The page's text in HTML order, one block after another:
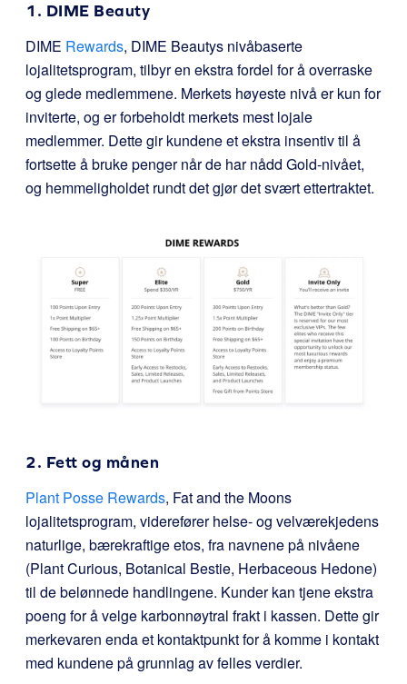
1. DIME Beauty
DIME Rewards, DIME Beautys nivåbaserte
lojalitetsprogram, tilbyr en ekstra fordel for å overraske
og glede medlemmene. Merkets høyeste nivå er kun for
inviterte, og er forbeholdt merkets mest lojale
medlemmer. Dette gir kundene et ekstra insentiv til å
fortsette å bruke penger når de har nådd Gold-nivået,
og hemmeligholdet rundt det gjør det svært ettertraktet.
2. Fett og månen
Plant Posse Rewards, Fat and the Moons
lojalitetsprogram, viderefører helse- og velværekjedens
naturlige, bærekraftige etos, fra navnene på nivåene
(Plant Curious, Botanical Bestie, Herbaceous Hedone)
til de belønnede handlingene. Kunder kan tjene ekstra
poeng for å velge karbonnøytral frakt i kassen. Dette gir
merkevaren enda et kontaktpunkt for å komme i kontakt
med kundene på grunnlag av felles verdier.